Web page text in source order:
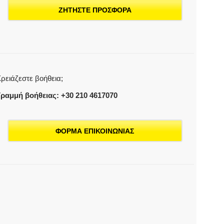
ΖΗΤΗΣΤΕ ΠΡΟΣΦΟΡΑ
βοήθεια;
βοήθειας: +30 210 4617070
ΦΟΡΜΑ ΕΠΙΚΟΙΝΩΝΙΑΣ